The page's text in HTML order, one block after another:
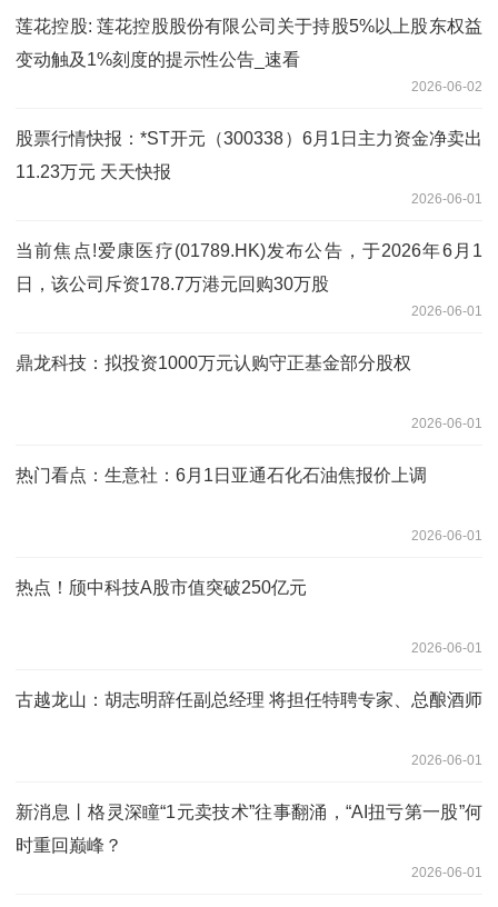
莲花控股: 莲花控股股份有限公司关于持股5%以上股东权益
变动触及1%刻度的提示性公告_速看
2026-06-02
股票行情快报：*ST开元（300338）6月1日主力资金净卖出
11.23万元 天天快报
2026-06-01
当前焦点!爱康医疗(01789.HK)发布公告，于2026年6月1
日，该公司斥资178.7万港元回购30万股
2026-06-01
鼎龙科技：拟投资1000万元认购守正基金部分股权
2026-06-01
热门看点：生意社：6月1日亚通石化石油焦报价上调
2026-06-01
热点！颀中科技A股市值突破250亿元
2026-06-01
古越龙山：胡志明辞任副总经理 将担任特聘专家、总酿酒师
2026-06-01
新消息丨格灵深瞳“1元卖技术”往事翻涌，“AI扭亏第一股”何
时重回巅峰？
2026-06-01